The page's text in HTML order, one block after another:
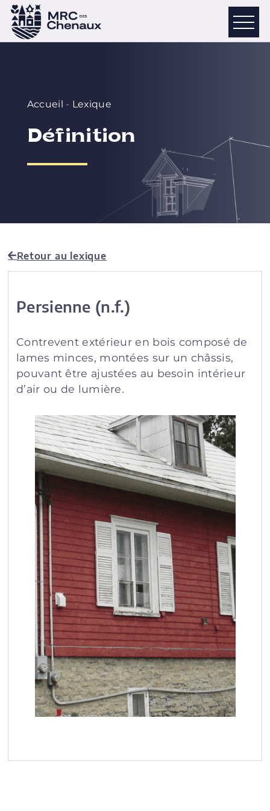
Accueil - Lexique
Définition
Retour au lexique
Persienne (n.f.)
Contrevent extérieur en bois composé de
lames minces, montées sur un châssis,
pouvant être ajustées au besoin intérieur
d’air ou de lumière.